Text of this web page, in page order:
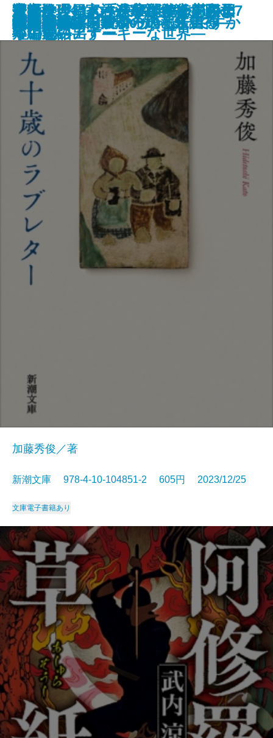
広重ぶるう
母親病
近親殺人―家族が家族を殺すとき
―
冬の日誌／内面からの報告書
ナッシング・マン
今夜は、鍋。―温かな食卓を囲む7
つの物語―
魔女推理―きっといつか、恋のよ
うに思い出す―
婚活1000本ノック
アルマジロの手―宇能鴻一郎傑作
短編集―
室町は今日もハードボイルド―日
本中世のアナーキーな世界―
文庫電子書籍あり
九十歳のラブレター
加藤秀俊／著
新潮文庫 978-4-10-104851-2 605円 2023/12/25
文庫電子書籍あり
阿修羅草紙
破天荒
華のかけはし―東福門院徳川和子
―
生贄の門
奇譚蒐集録―鉄環の娘と来訪神―
だってバズりたいじゃないですか
大絵画展
地中の星―東京初の地下鉄走る―
聖者のかけら